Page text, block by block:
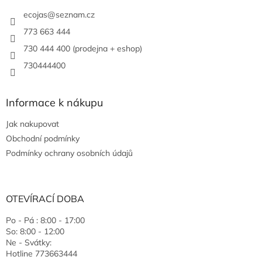
ecojas@seznam.cz
773 663 444
730 444 400 (prodejna + eshop)
730444400
Informace k nákupu
Jak nakupovat
Obchodní podmínky
Podmínky ochrany osobních údajů
OTEVÍRACÍ DOBA
Po - Pá : 8:00 - 17:00
So: 8:00 - 12:00
Ne - Svátky:
Hotline 773663444